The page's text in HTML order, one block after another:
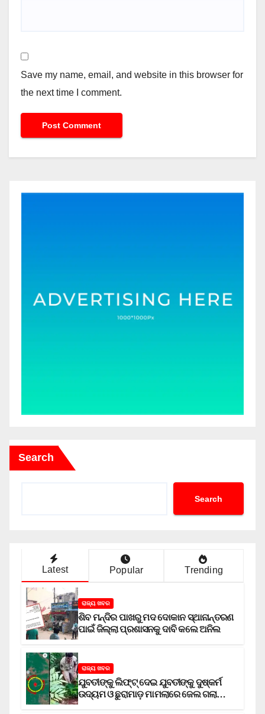
Save my name, email, and website in this browser for
the next time I comment.
Search
Search
Latest Popular Trending
ରାଜ୍ୟ ଖବର
ଶିବ ମନ୍ଦିର ପାଖରୁ ମଦ ଦୋକାନ ସ୍ଥାନାନ୍ତରଣ
ପାଇଁ ଜିଲ୍ଲା ପ୍ରଶାସନକୁ ଦାବି କଲେ ଅନିଲ
ରାଜ୍ୟ ଖବର
ଯୁବତୀଙ୍କୁ ଲିଫ୍‌ଟ୍‌ ଦେଇ ଯୁବତୀଙ୍କୁ ଦୁଷ୍କର୍ମ
ଉଦ୍ୟମ ଓ ଛୁରାମାଡ଼ ମାମଲାରେ ଜେଲ ଗଲା